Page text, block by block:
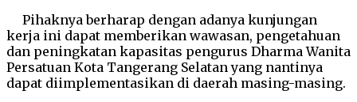
Pihaknya berharap dengan adanya kunjungan
kerja ini dapat memberikan wawasan, pengetahuan
dan peningkatan kapasitas pengurus Dharma Wanita
Persatuan Kota Tangerang Selatan yang nantinya
dapat diimplementasikan di daerah masing-masing.